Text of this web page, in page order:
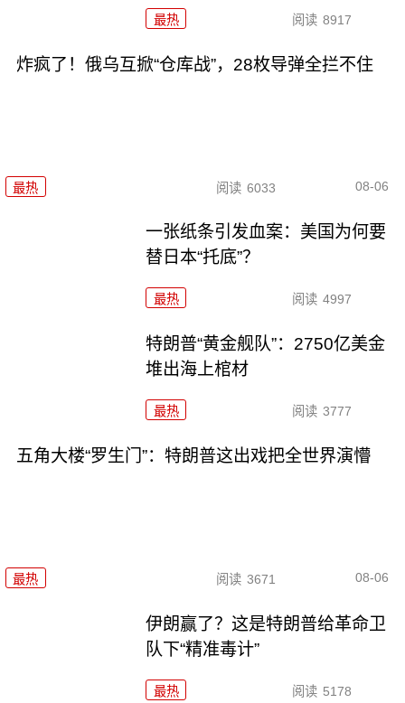
最热 阅读 8917
炸疯了！俄乌互掀“仓库战”，28枚导弹全拦不住
最热 阅读 6033 08-06
一张纸条引发血案：美国为何要
替日本“托底”？
最热 阅读 4997
特朗普“黄金舰队”：2750亿美金
堆出海上棺材
最热 阅读 3777
五角大楼“罗生门”：特朗普这出戏把全世界演懵
最热 阅读 3671 08-06
伊朗赢了？这是特朗普给革命卫
队下“精准毒计”
最热 阅读 5178